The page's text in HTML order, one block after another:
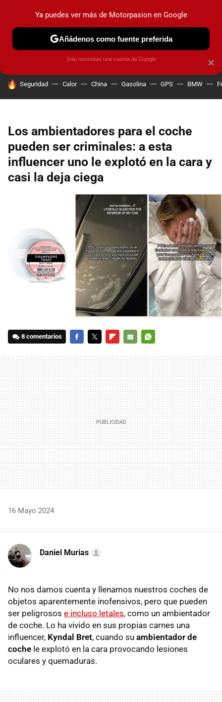
PRUEBAS COCHES ELÉCTRICOS OBSERVATORIO
HOY SE HABLA DE
Seguridad Calor China Gasolina GPS BMW
Los ambientadores para el coche
pueden ser criminales: a esta
influencer uno le explotó en la cara y
casi la deja ciega
8 comentarios
MAIL
16 Mayo 2024
Daniel Murias
No nos damos cuenta y llenamos nuestros coches de
objetos aparentemente inofensivos, pero que pueden
ser peligrosos e incluso letales, como un ambientador
de coche. Lo ha vivido en sus propias carnes una
influencer, Kyndal Bret, cuando su ambientador de
coche le explotó en la cara provocando lesiones
oculares y quemaduras.
×
Ya puedes ver más de Motorpasion en Google
Añádenos como fuente preferida
Solo necesitas una cuenta de Google